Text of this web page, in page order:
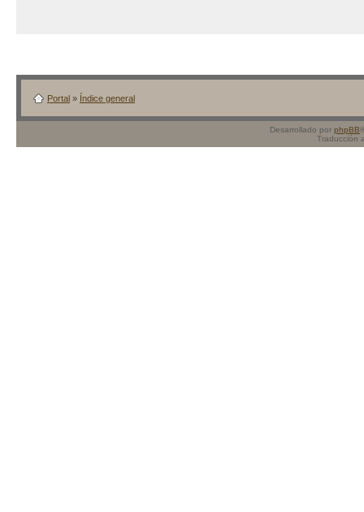
Portal » Índice general
Desarrollado por phpBB
Traducción